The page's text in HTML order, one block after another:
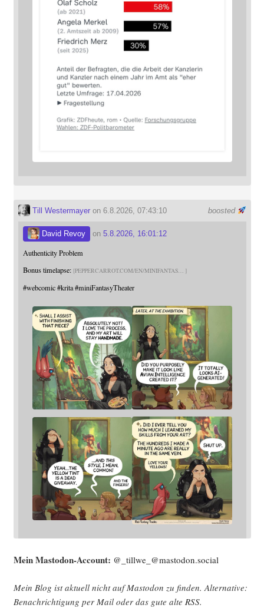
boosted
Till Westermayeron 6.8.2026, 07:43:10
David Revoy on 5.8.2026, 16:01:12
Authenticity Problem
Bonus timelapse: PEPPERCARROT.COM/EN/MINIFANTAS
#webcomic #krita #miniFantasyTheater
Mein Mast­o­don-Account: @_tillwe_@mastodon.social
Mein Blog ist aktu­ell nicht auf Mast­o­don zu fin­den. Alter­na­ti­ve:
Benach­rich­ti­gung per Mail oder das gute alte RSS.